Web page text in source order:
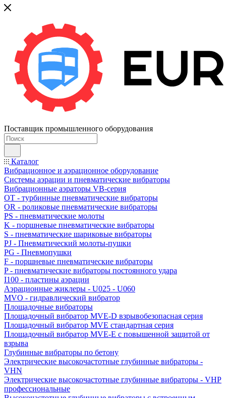
Поставщик промышленного оборудования
Каталог
Вибрационное и аэрационное оборудование
Системы аэрации и пневматические вибраторы
Вибрационные аэраторы VB-серия
OT - турбинные пневматические вибраторы
OR - роликовые пневматические вибраторы
PS - пневматические молоты
K - поршневые пневматические вибраторы
S - пневматические шариковые вибраторы
PJ - Пневматический молоты-пушки
PG - Пневмопушки
F - поршневые пневматические вибраторы
P - пневматические вибраторы постоянного удара
I100 - пластины аэрации
Аэрационные жиклеры - U025 - U060
MVO - гидравлический вибратор
Площадочные вибраторы
Площадочный вибратор MVE-D взрывобезопасная серия
Площадочный вибратор MVE стандартная серия
Площадочный вибратор MVE-E с повышенной защитой от
взрыва
Глубинные вибраторы по бетону
Электрические высокочастотные глубинные вибраторы -
VHN
Электрические высокочастотные глубинные вибраторы - VHP
профессиональные